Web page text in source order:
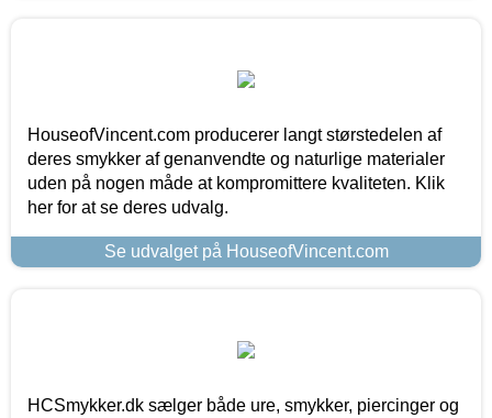
HouseofVincent.com producerer langt størstedelen af
deres smykker af genanvendte og naturlige materialer
uden på nogen måde at kompromittere kvaliteten. Klik
her for at se deres udvalg.
Se udvalget på HouseofVincent.com
HCSmykker.dk sælger både ure, smykker, piercinger og